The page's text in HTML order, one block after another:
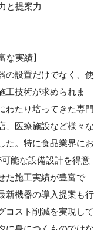
と提案力
な実績】
の設置だけでなく、使
工技術が求められま
わたり培ってきた専門
、医療施設など様々な
た。特に食品業界にお
能な設備設計を得意
た施工実績が豊富で
新機器の導入提案も行
コスト削減を実現して